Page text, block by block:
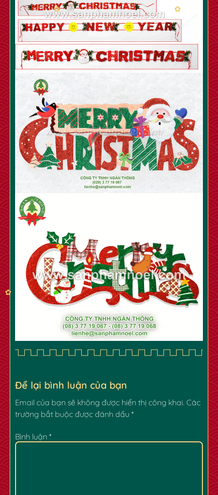
Để lại bình luận của bạn
Email của bạn sẽ không được hiển thị công khai. Các
trường bắt buộc được đánh dấu *
Bình luận *